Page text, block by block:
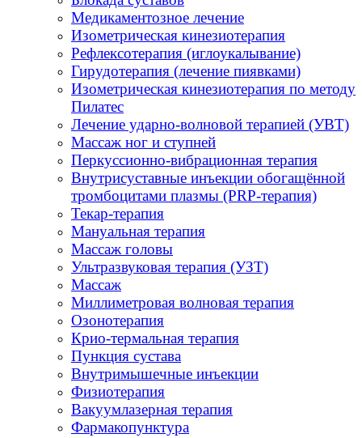
Медикаментозное лечение
Изометрическая кинезиотерапия
Рефлексотерапия (иглоукалывание)
Гирудотерапия (лечение пиявками)
Изометрическая кинезиотерапия по методу
Пилатес
Лечение ударно-волновой терапией (УВТ)
Массаж ног и ступней
Перкуссионно-вибрационная терапия
Внутрисуставные инъекции обогащённой
тромбоцитами плазмы (PRP-терапия)
Текар-терапия
Мануальная терапия
Массаж головы
Ультразвуковая терапия (УЗТ)
Массаж
Миллиметровая волновая терапия
Озонотерапия
Крио-термальная терапия
Пункция сустава
Внутримышечные инъекции
Физиотерапия
Вакуумлазерная терапия
Фармакопунктура